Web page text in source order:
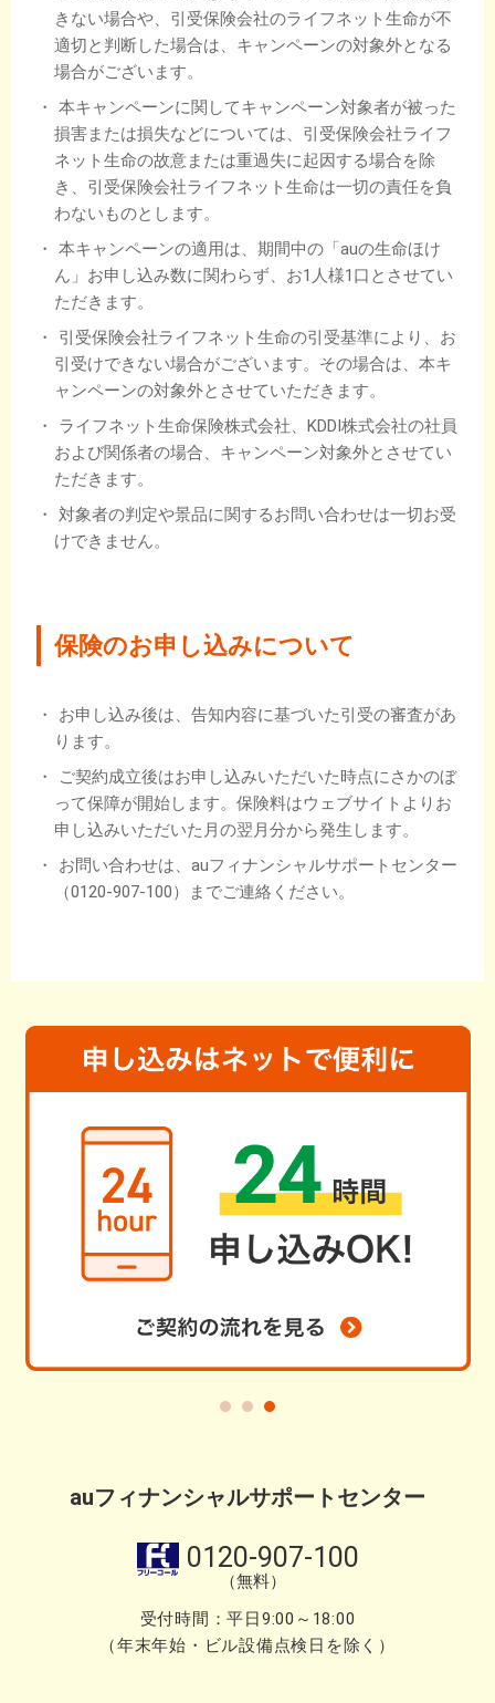
きない場合や、引受保険会社のライフネット生命が不
適切と判断した場合は、キャンペーンの対象外となる
場合がございます。
本キャンペーンに関してキャンペーン対象者が被った
損害または損失などについては、引受保険会社ライフ
ネット生命の故意または重過失に起因する場合を除
き、引受保険会社ライフネット生命は一切の責任を負
わないものとします。
本キャンペーンの適用は、期間中の「auの生命ほけ
ん」お申し込み数に関わらず、お1人様1口とさせてい
ただきます。
引受保険会社ライフネット生命の引受基準により、お
引受けできない場合がございます。その場合は、本キ
ャンペーンの対象外とさせていただきます。
ライフネット生命保険株式会社、KDDI株式会社の社員
および関係者の場合、キャンペーン対象外とさせてい
ただきます。
対象者の判定や景品に関するお問い合わせは一切お受
けできません。
保険のお申し込みについて
お申し込み後は、告知内容に基づいた引受の審査があ
ります。
ご契約成立後はお申し込みいただいた時点にさかのぼ
って保障が開始します。保険料はウェブサイトよりお
申し込みいただいた月の翌月分から発生します。
お問い合わせは、auフィナンシャルサポートセンター
（0120-907-100）までご連絡ください。
auフィナンシャルサポートセンター
0120-907-100
（無料）
受付時間：平日9:00～18:00
（年末年始・ビル設備点検日を除く）